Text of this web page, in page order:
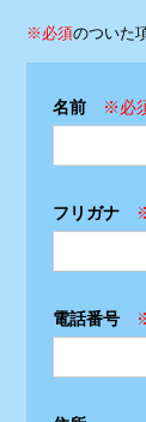
※必須のついた
名前
フリガナ
電話番号